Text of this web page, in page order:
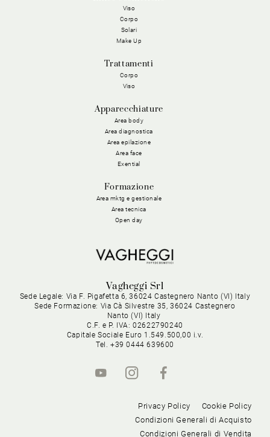
Viso
Corpo
Solari
Make Up
Trattamenti
Corpo
Viso
Apparecchiature
Area body
Area diagnostica
Area epilazione
Area face
Exential
Formazione
Area mktg e gestionale
Area tecnica
Open day
Vagheggi Srl
Sede Legale: Via F. Pigafetta 6, 36024 Castegnero Nanto (VI) Italy
Sede Formazione: Via Cà Silvestre 35, 36024 Castegnero
Nanto (VI) Italy
C.F. e P. IVA: 02622790240
Capitale Sociale Euro 1.549.500,00 i.v.
Tel. +39 0444 639600
Privacy Policy
Cookie Policy
Condizioni Generali di Acquisto
Condizioni Generali di Vendita